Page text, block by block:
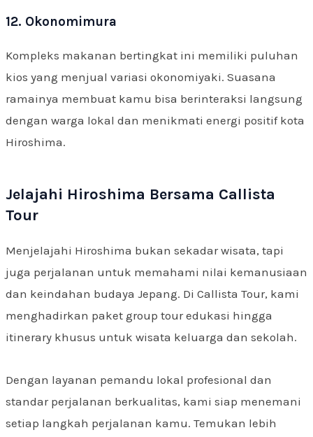
12. Okonomimura
Kompleks makanan bertingkat ini memiliki puluhan
kios yang menjual variasi okonomiyaki. Suasana
ramainya membuat kamu bisa berinteraksi langsung
dengan warga lokal dan menikmati energi positif kota
Hiroshima.
Jelajahi Hiroshima Bersama Callista
Tour
Menjelajahi Hiroshima bukan sekadar wisata, tapi
juga perjalanan untuk memahami nilai kemanusiaan
dan keindahan budaya Jepang. Di Callista Tour, kami
menghadirkan paket group tour edukasi hingga
itinerary khusus untuk wisata keluarga dan sekolah.
Dengan layanan pemandu lokal profesional dan
standar perjalanan berkualitas, kami siap menemani
setiap langkah perjalanan kamu. Temukan lebih